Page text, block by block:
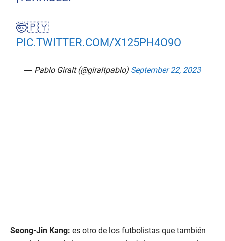
🤯🇵🇾
PIC.TWITTER.COM/X125PH4O9O
— Pablo Giralt (@giraltpablo) September 22, 2023
Seong-Jin Kang: es otro de los futbolistas que también